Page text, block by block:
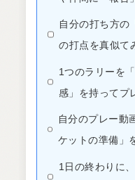
自分の打ち方の
の打点を真似て
1つのラリーを
感」を持ってプ
自分のプレー動
ケットの準備」
1日の終わりに